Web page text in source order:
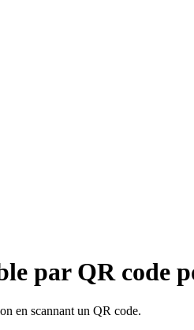
par QR code
en scannant un QR code.